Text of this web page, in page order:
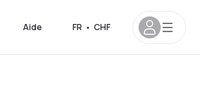
Aide FR • CHF